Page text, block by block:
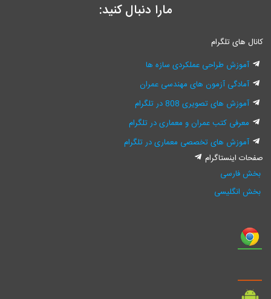
مارا دنبال کنید:
تلگرام
طراحی عملکردی سازه ها
آزمون های مهندسی عمران
های تصویری 808 در تلگرام
کتب عمران و معماری در تلگرام
های تخصصی معماری در تلگرام